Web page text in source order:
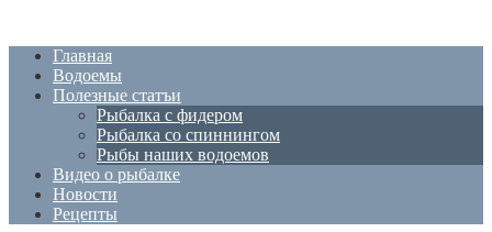
Главная
Водоемы
Полезные статъи
Рыбалка с фидером
Рыбалка со спиннингом
Рыбы наших водоемов
Видео о рыбалке
Новости
Рецепты